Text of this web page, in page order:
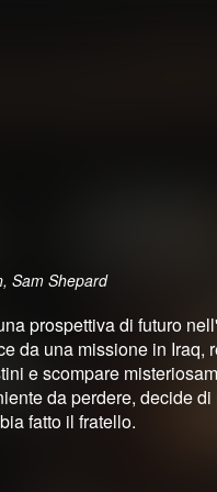
Sam Shepard
prospettiva di futuro
da una missione in Iraq,
e scompare
da perdere, decide
fatto il fratello.